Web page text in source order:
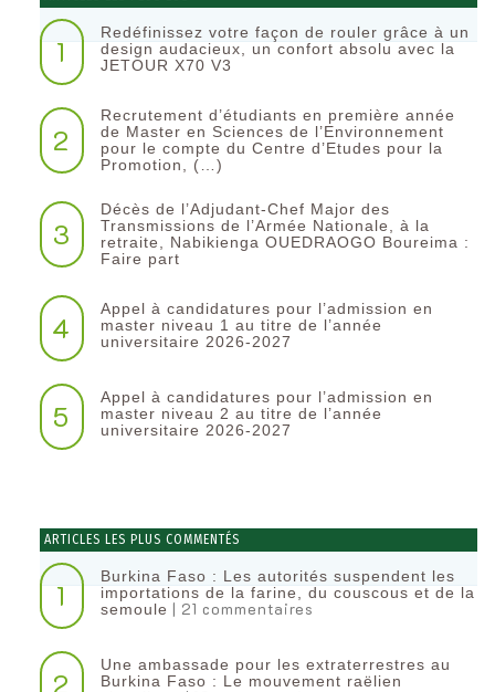
1
Redéfinissez votre façon de rouler grâce à un
design audacieux, un confort absolu avec la
JETOUR X70 V3
2
Recrutement d’étudiants en première année
de Master en Sciences de l’Environnement
pour le compte du Centre d’Etudes pour la
Promotion, (…)
3
Décès de l’Adjudant-Chef Major des
Transmissions de l’Armée Nationale, à la
retraite, Nabikienga OUEDRAOGO Boureima :
Faire part
4
Appel à candidatures pour l’admission en
master niveau 1 au titre de l’année
universitaire 2026-2027
5
Appel à candidatures pour l’admission en
master niveau 2 au titre de l’année
universitaire 2026-2027
ARTICLES LES PLUS COMMENTÉS
1
Burkina Faso : Les autorités suspendent les
importations de la farine, du couscous et de la
semoule | 21 commentaires
2
Une ambassade pour les extraterrestres au
Burkina Faso : Le mouvement raëlien